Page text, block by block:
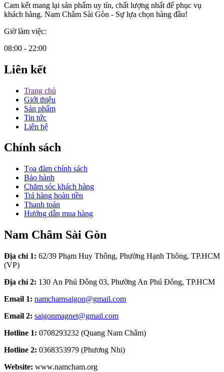
Cam kết mang lại sản phẩm uy tín, chất lượng nhất để phục vụ
khách hàng. Nam Châm Sài Gòn - Sự lựa chọn hàng đầu!
Giờ làm việc:
08:00 - 22:00
Liên kết
Trang chủ
Giới thiệu
Sản phẩm
Tin tức
Liên hệ
Chính sách
Tọa đàm chính sách
Bảo hành
Chăm sóc khách hàng
Trả hàng hoàn tiền
Thanh toán
Hướng dẫn mua hàng
Nam Châm Sài Gòn
Địa chỉ 1: 62/39 Phạm Huy Thông, Phường Hạnh Thông, TP.HCM
(VP)
Địa chỉ 2: 130 An Phú Đông 03, Phường An Phú Đông, TP.HCM
Email 1: namchamsaigon@gmail.com
Email 2: saigonmagnet@gmail.com
Hotline 1: 0708293232 (Quang Nam Châm)
Hotline 2: 0368353979 (Phương Nhi)
Website: www.namcham.org